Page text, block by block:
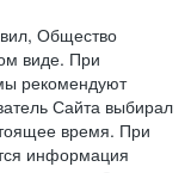
Общество
виде. При
рекомендуют
Сайта выбирал
время. При
информация